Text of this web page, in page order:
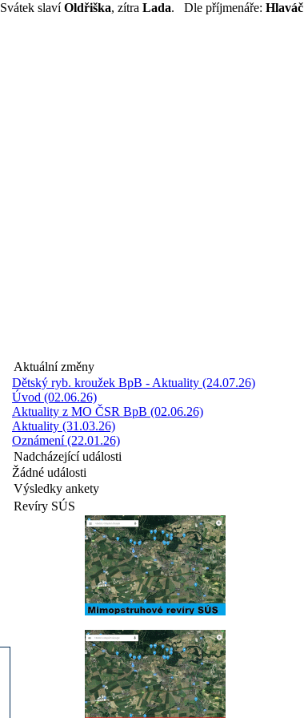
Svátek slavíOldřiška, zítra Lada. Dle příjmenáře: Hlaváč
Aktuální změny
Dětský ryb. kroužek BpB - Aktuality (24.07.26)
Úvod (02.06.26)
Aktuality z MO ČSR BpB (02.06.26)
Aktuality (31.03.26)
Oznámení (22.01.26)
Nadcházející události
Žádné události
Výsledky ankety
Revíry SÚS